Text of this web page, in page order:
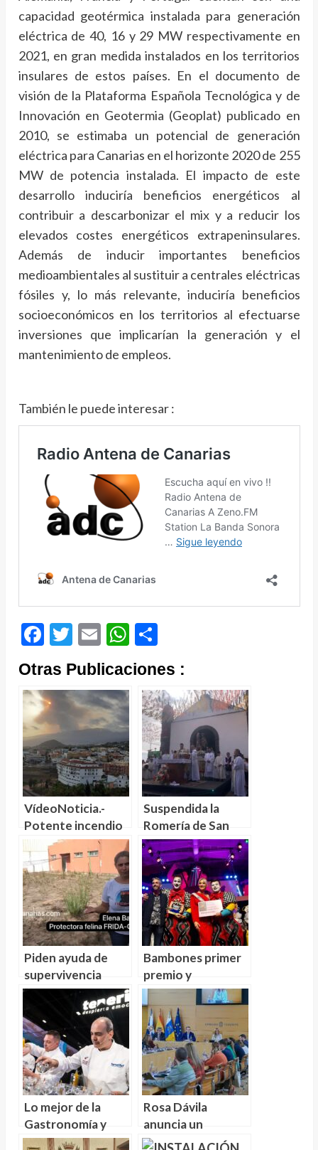
capacidad geotérmica instalada para generación
eléctrica de 40, 16 y 29 MW respectivamente en
2021, en gran medida instalados en los territorios
insulares de estos países. En el documento de
visión de la Plataforma Española Tecnológica y de
Innovación en Geotermia (Geoplat) publicado en
2010, se estimaba un potencial de generación
eléctrica para Canarias en el horizonte 2020 de 255
MW de potencia instalada. El impacto de este
desarrollo induciría beneficios energéticos al
contribuir a descarbonizar el mix y a reducir los
elevados costes energéticos extrapeninsulares.
Además de inducir importantes beneficios
medioambientales al sustituir a centrales eléctricas
fósiles y, lo más relevante, induciría beneficios
socioeconómicos en los territorios al efectuarse
inversiones que implicarían la generación y el
mantenimiento de empleos.
También le puede interesar :
Facebook
Twitter
EmailWhatsApp
Compartir
Otras Publicaciones :
VídeoNoticia.-
Potente incendio
en Tenerife
amenaza con
extenderse por la
dorsal de la isla
Suspendida la
Romería de San
Roque en
Garachico de
manera preventiva
por el potente
fuego forestal en
Tenerife
Piden ayuda de
supervivencia
junto a los
evacuados de
zonas de peligro
por el incendio en
Tenerife
Bambones primer
premio y
Trapaceros
segundo de
interpretación en
el concurso de
Murgas en Santa
Cruz de Tenerife
Lo mejor de la
Gastronomía y
productos de
Rosa Dávila
anuncia un
“Heliodoro